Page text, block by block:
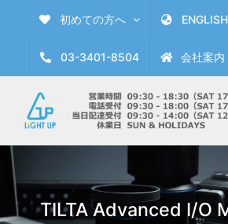
初めての方へ ENGLISH
03-3401-8504 会社案内
TILTA Advanced I/O